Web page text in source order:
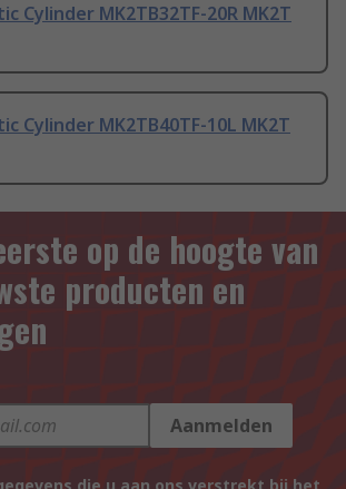
Cylinder MK2TB32TF-20R MK2T
Cylinder MK2TB40TF-10L MK2T
op de hoogte van
producten en
Aanmelden